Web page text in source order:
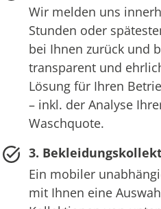
Wir melden uns
Stunden oder
bei Ihnen zurück und
transparent und
Lösung für Ihren
– inkl. der Analyse
Waschquote.
3.
Ein mobiler
mit Ihnen eine